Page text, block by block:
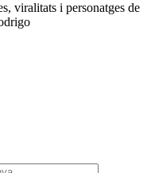
viralitats i personatges de